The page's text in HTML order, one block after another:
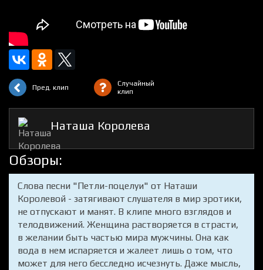
Пред. клип
Случайный
клип
Наташа Королева
Обзоры:
Слова песни "Петли-поцелуи" от Наташи
Королевой - затягивают слушателя в мир эротики,
не отпускают и манят. В клипе много взглядов и
телодвижений. Женщина растворяется в страсти,
в желании быть частью мира мужчины. Она как
вода в нем испаряется и жалеет лишь о том, что
может для него бесследно исчезнуть. Даже мысль,